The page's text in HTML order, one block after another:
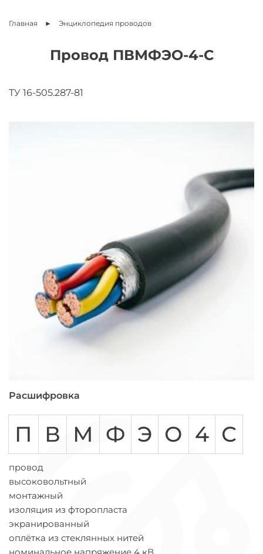
Главная Энциклопедия проводов
Провод ПВМФЭО-4-С
ТУ 16-505.287-81
Расшифровка
П В М Ф Э О 4 С
провод
высоковольтный
монтажный
изоляция из фторопласта
экранированный
оплётка из стеклянных нитей